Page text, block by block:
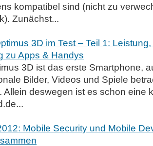
kompatibel sind (nicht zu
Zunächst...
3D im Test – Teil 1:
zu Apps & Handys
3D ist das erste Smartphone,
Bilder, Videos und Spiele
Allein deswegen ist es schon eine
Mobile Security und Mobile